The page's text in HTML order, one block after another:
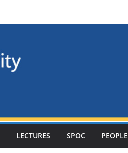
LECTURES SPOC PEOPLE